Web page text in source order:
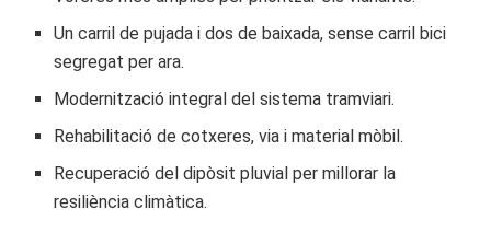
Un carril de pujada i dos de baixada, sense carril bici
segregat per ara.
Modernització integral del sistema tramviari.
Rehabilitació de cotxeres, via i material mòbil.
Recuperació del dipòsit pluvial per millorar la
resiliència climàtica.